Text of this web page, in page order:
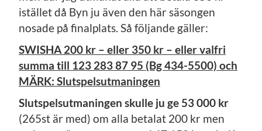
istället då Byn ju även den här säsongen
nosade på finalplats. Så följande gäller:
SWISHA 200 kr – eller 350 kr – eller valfri
summa till 123 283 87 95 (Bg 434-5500) och
MÄRK: Slutspelsutmaningen
Slutspelsutmaningen skulle ju ge 53 000 kr
(265st är med) om alla betalat 200 kr men